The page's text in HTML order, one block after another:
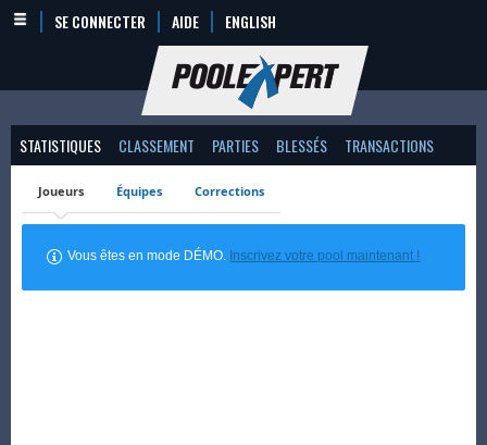
SE CONNECTER AIDE ENGLISH
STATISTIQUES CLASSEMENT PARTIES BLESSÉS TRANSACTIONS
Joueurs Équipes Corrections
Vous êtes en mode DÉMO. Inscrivez votre pool maintenant !